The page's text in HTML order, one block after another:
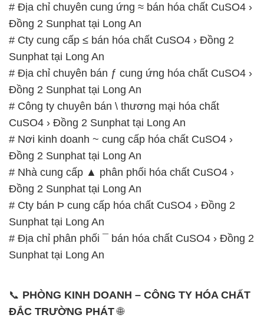
# Địa chỉ chuyên cung ứng ≈ bán hóa chất CuSO4 ›
Đồng 2 Sunphat tại Long An
# Cty cung cấp ≤ bán hóa chất CuSO4 › Đồng 2
Sunphat tại Long An
# Địa chỉ chuyên bán ƒ cung ứng hóa chất CuSO4 ›
Đồng 2 Sunphat tại Long An
# Công ty chuyên bán \ thương mại hóa chất
CuSO4 › Đồng 2 Sunphat tại Long An
# Nơi kinh doanh ~ cung cấp hóa chất CuSO4 ›
Đồng 2 Sunphat tại Long An
# Nhà cung cấp ▲ phân phối hóa chất CuSO4 ›
Đồng 2 Sunphat tại Long An
# Cty bán Þ cung cấp hóa chất CuSO4 › Đồng 2
Sunphat tại Long An
# Địa chỉ phân phối ¯ bán hóa chất CuSO4 › Đồng 2
Sunphat tại Long An
📞 PHÒNG KINH DOANH – CÔNG TY HÓA CHẤT
ĐẮC TRƯỜNG PHÁT🌐